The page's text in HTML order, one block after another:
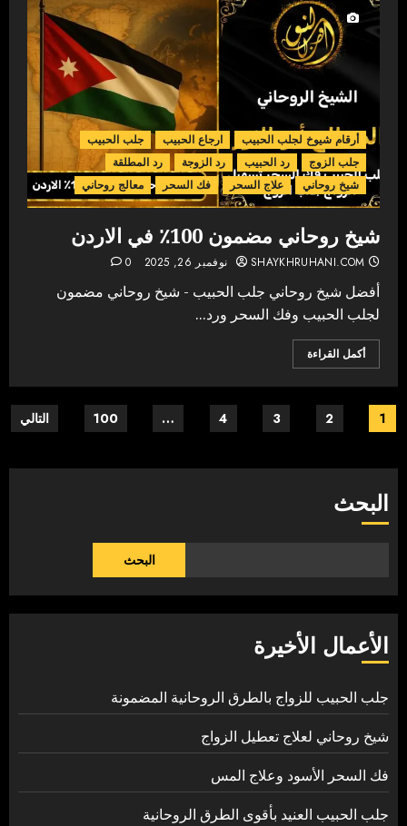
أرقام شيوخ لجلب الحبيب ارجاع الحبيب
جلب الحبيب
جلب الزوج
رد الحبيب رد الزوجة
رد المطلقة
شيخ روحاني
علاج السحر فك السحر معالج روحاني
شيخ روحاني مضمون 100٪ في الاردن
SHAYKHRUHANI.COM نوفمبر 26, 2025 0
أفضل شيخ روحاني جلب الحبيب - شيخ روحاني مضمون
لجلب الحبيب وفك السحر ورد...
أكمل القراءة
Posts
1
2
3
4
…
100 التالي
البحث
البحث
الأعمال الأخيرة
جلب الحبيب للزواج بالطرق الروحانية المضمونة
شيخ روحاني لعلاج تعطيل الزواج
فك السحر الأسود وعلاج المس
جلب الحبيب العنيد بأقوى الطرق الروحانية